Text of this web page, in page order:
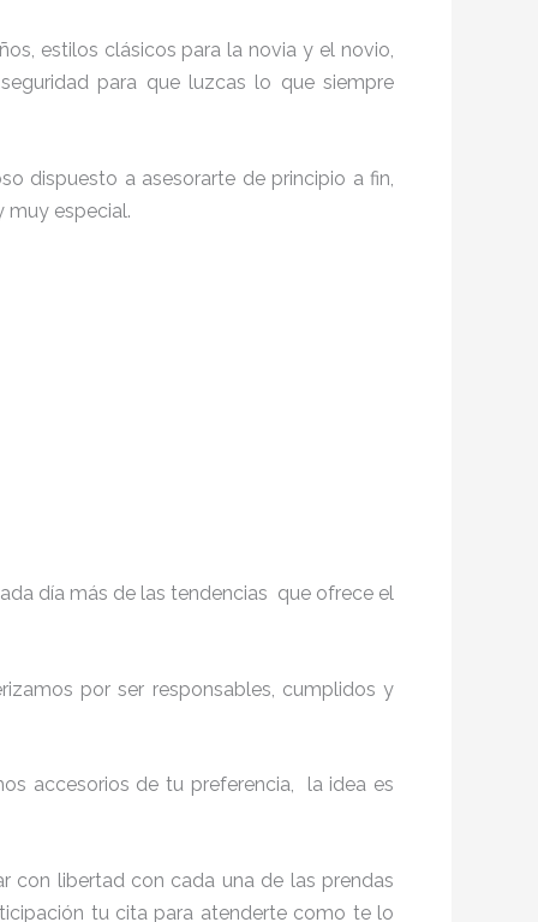
estilos clásicos para la novia y el novio,
para que luzcas lo que siempre
dispuesto a asesorarte de principio a fin,
muy especial.
día más de las tendencias que ofrece el
por ser responsables, cumplidos y
accesorios de tu preferencia, la idea es
con libertad con cada una de las prendas
tu cita para atenderte como te lo